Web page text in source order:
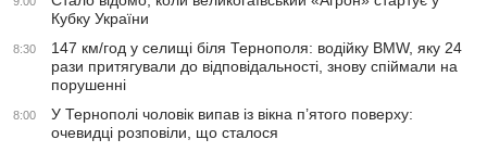
Кубку України
8:30
147 км/год у селищі біля Тернополя: водійку BMW, яку 24
рази притягували до відповідальності, знову спіймали на
порушенні
8:00
У Тернополі чоловік випав із вікна п’ятого поверху:
очевидці розповіли, що сталося